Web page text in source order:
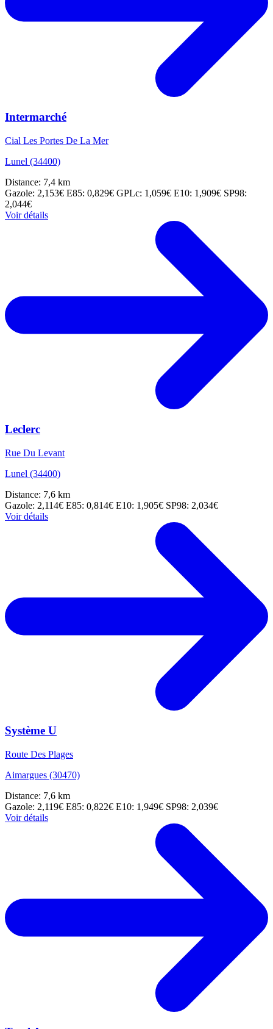
Intermarché
Cial Les Portes De La Mer
Lunel (34400)
Distance: 7,4 km
Gazole: 2,153€ E85: 0,829€ GPLc: 1,059€ E10: 1,909€ SP98:
2,044€
Voir détails
Leclerc
Rue Du Levant
Lunel (34400)
Distance: 7,6 km
Gazole: 2,114€ E85: 0,814€ E10: 1,905€ SP98: 2,034€
Voir détails
Système U
Route Des Plages
Aimargues (30470)
Distance: 7,6 km
Gazole: 2,119€ E85: 0,822€ E10: 1,949€ SP98: 2,039€
Voir détails